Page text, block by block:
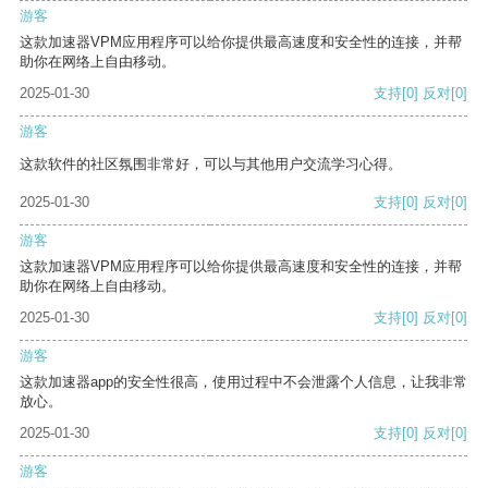
游客
这款加速器VPM应用程序可以给你提供最高速度和安全性的连接，并帮
助你在网络上自由移动。
2025-01-30
支持[0] 反对[0]
游客
这款软件的社区氛围非常好，可以与其他用户交流学习心得。
2025-01-30 支持[0] 反对[0]
游客
这款加速器VPM应用程序可以给你提供最高速度和安全性的连接，并帮
助你在网络上自由移动。
2025-01-30
支持[0] 反对[0]
游客
这款加速器app的安全性很高，使用过程中不会泄露个人信息，让我非常
放心。
2025-01-30
支持[0] 反对[0]
游客